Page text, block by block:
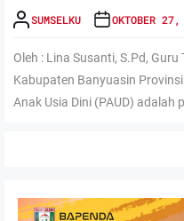
SUMSELKU OKTOBER
Oleh : Lina Susanti, S.Pd,
Kabupaten Banyuasin
Anak Usia Dini (PAUD) adalah